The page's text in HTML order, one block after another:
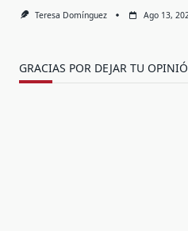
Teresa Domínguez Ago 13,
GRACIAS POR DEJAR TU